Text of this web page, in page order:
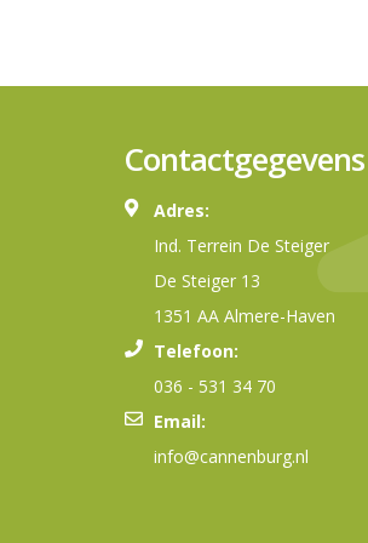
Contactgegevens
Adres:
Ind. Terrein De Steiger
De Steiger 13
1351 AA Almere-Haven
Telefoon:
036 - 531 34 70
Email:
info@cannenburg.nl